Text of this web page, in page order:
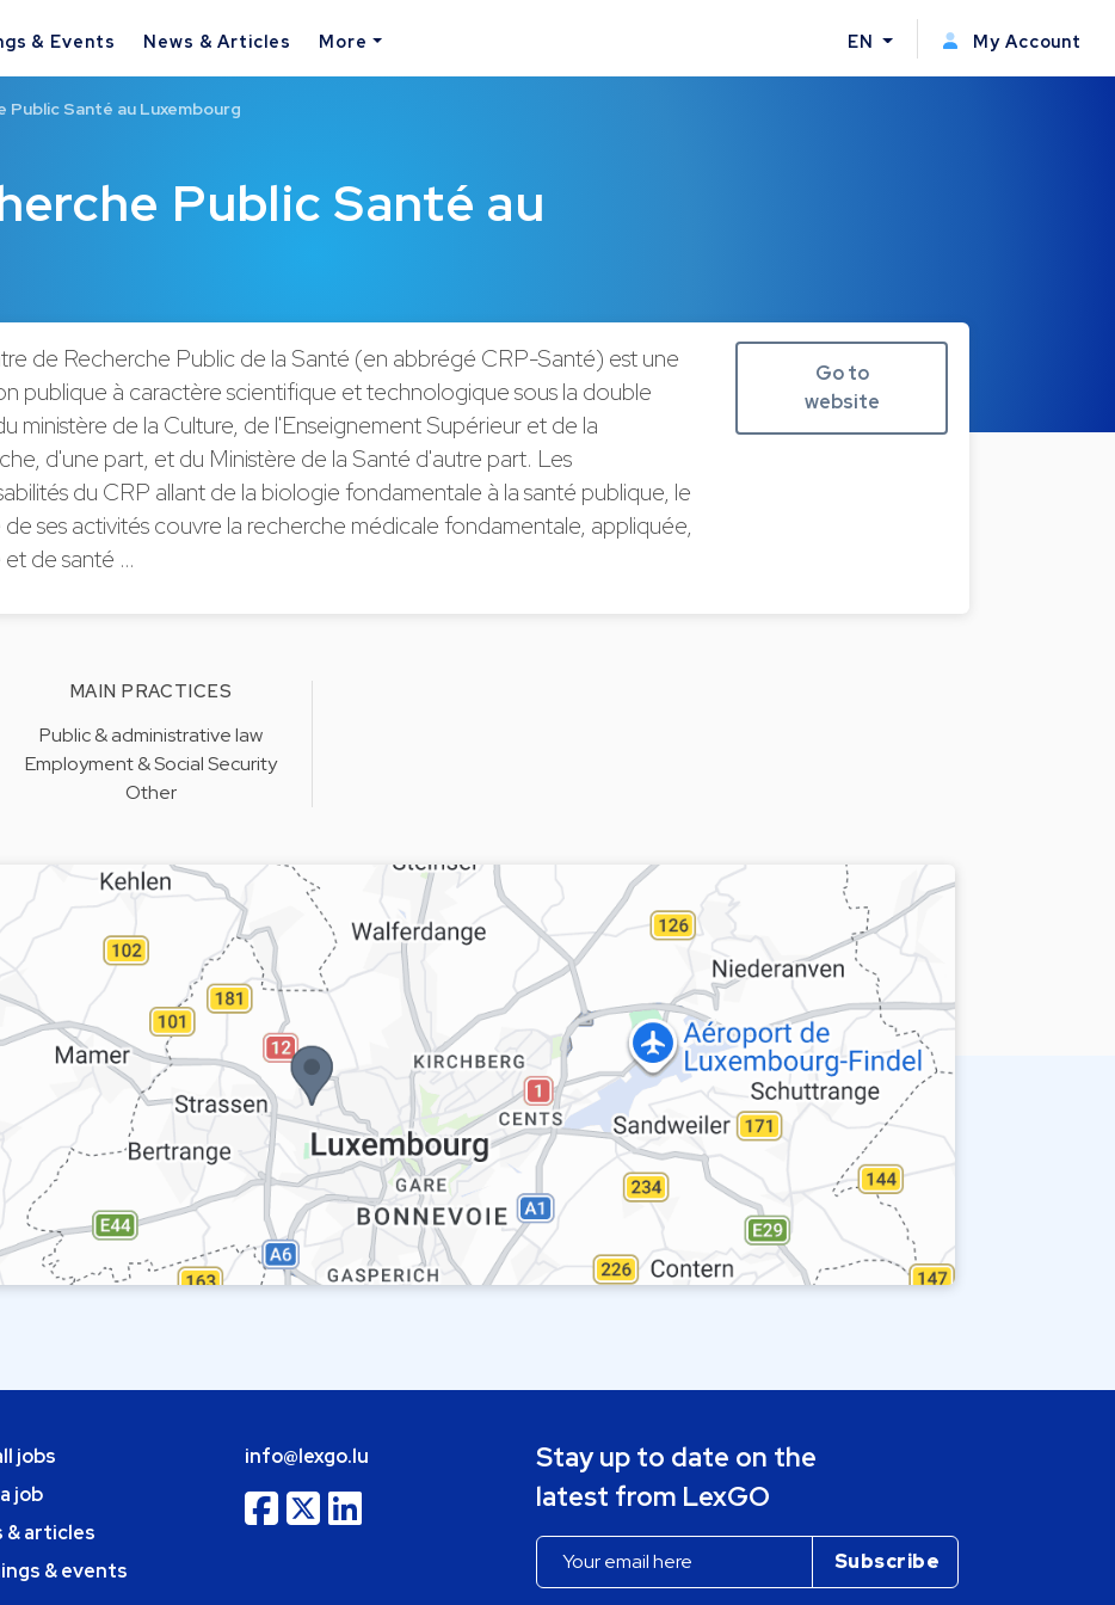
& Events News & Articles More EN My Account
Public Santé au
Public Santé au Luxembourg
de Recherche Public de la Santé (en abbrégé CRP-Santé) est une
publique à caractère scientifique et technologique sous la double
ministère de la Culture, de l'Enseignement Supérieur et de la
d'une part, et du Ministère de la Santé d'autre part. Les
du CRP allant de la biologie fondamentale à la santé publique, le
ses activités couvre la recherche médicale fondamentale, appliquée,
et de santé …
Go to
website
MAIN PRACTICES
Public & administrative law
Employment & Social Security
Other
jobs
job
& articles
& events
info@lexgo.lu
Stay up to date on the
latest from LexGO